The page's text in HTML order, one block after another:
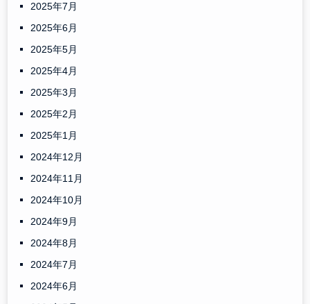
2025年7月
2025年6月
2025年5月
2025年4月
2025年3月
2025年2月
2025年1月
2024年12月
2024年11月
2024年10月
2024年9月
2024年8月
2024年7月
2024年6月